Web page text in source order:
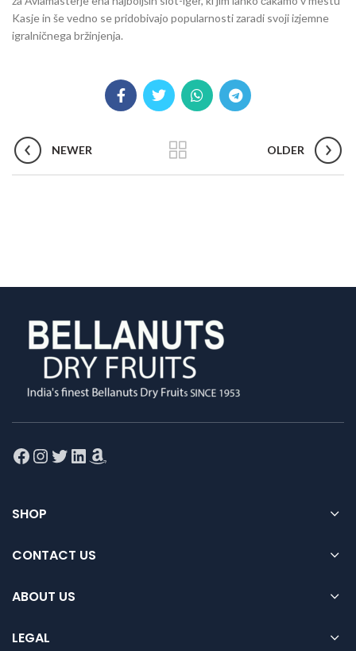
Kasje in še vedno se pridobivajo popularnosti zaradi svoji izjemne
igralničnega bržinjenja.
NEWER OLDER
Facebook
Instagram
Twitter
LinkedIn
Amazon
SHOP
CONTACT US
ABOUT US
LEGAL